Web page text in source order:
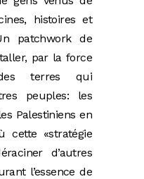
histoires et
patchwork de
par la force
terres qui
peuples: les
Palestiniens en
cette «stratégie
d’autres
l’essence de